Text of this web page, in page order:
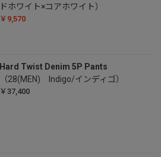
ドホワイト×コアホワイト）
￥9,570
Hard Twist Denim 5P Pants
（28(MEN) Indigo/インディゴ）
￥37,400